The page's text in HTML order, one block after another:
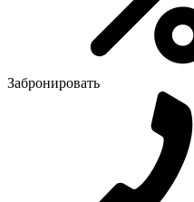
Забронировать